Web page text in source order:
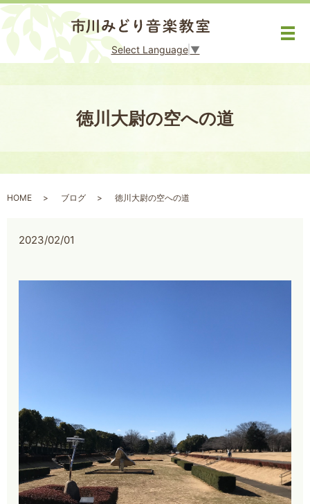
Select Language ▼
メ
徳川大尉の空への道
HOME ブログ 徳川大尉の空への道
2023/02/01